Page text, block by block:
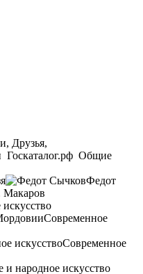
Друзья,
Госкаталог.рф Общие
Федот
искусство
Современное
Современное